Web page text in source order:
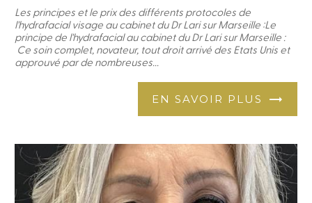
Les principes et le prix des différents protocoles de
l'hydrafacial visage au cabinet du Dr Lari sur Marseille :Le
principe de l'hydrafacial au cabinet du Dr Lari sur Marseille :
Ce soin complet, novateur, tout droit arrivé des Etats Unis et
approuvé par de nombreuses...
EN SAVOIR PLUS